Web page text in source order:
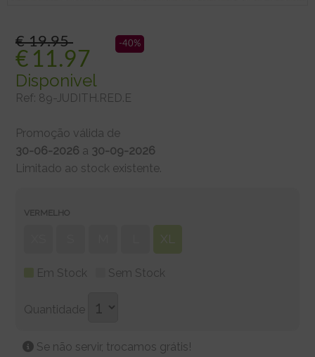
€ 19.95 -40%
€ 11.97
Disponivel
Ref: 89-JUDITH.RED.E
Promoção válida de
30-06-2026 a 30-09-2026
Limitado ao stock existente.
VERMELHO
XL
Em Stock Sem Stock
Quantidade
Se não servir, trocamos grátis!